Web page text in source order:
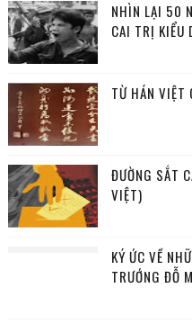
NHÌN LẠI 50
CAI TRỊ KIỂU
TỪ HÁN VIỆT
ĐƯỜNG SẮT
VIỆT)
KÝ ỨC VỀ
TRƯỚNG ĐỖ